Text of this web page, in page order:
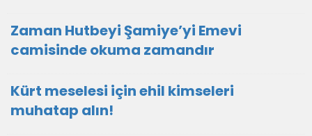
Zaman Hutbeyi Şamiye’yi Emevi
camisinde okuma zamandır
Kürt meselesi için ehil kimseleri
muhatap alın!